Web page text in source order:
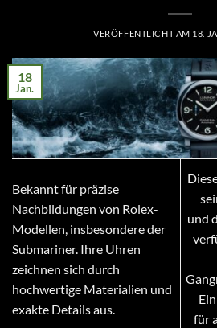
VERÖFFENTLICHT AM 18.
18
Jan.
Bekannt für präzise
Nachbildungen von Rolex-
Modellen, insbesondere der
Submariner. Ihre Uhren
zeichnen sich durch
hochwertige Materialien und
exakte Details aus.
und
für